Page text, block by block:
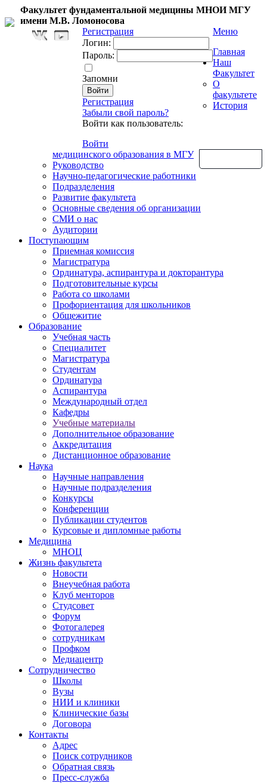
Факультет фундаментальной медицины МНОИ МГУ
имени М.В. Ломоносова
Регистрация
Логин:
Пароль:
Запомни
Регистрация
Забыли свой пароль?
Войти как пользователь:
Войти
Меню
Главная
Наш
Факультет
О
факультете
История
медицинского образования в МГУ
Руководство
Научно-педагогические работники
Подразделения
Развитие факультета
Основные сведения об организации
СМИ о нас
Аудитории
Поступающим
Приемная комиссия
Магистратура
Ординатура, аспирантура и докторантура
Подготовительные курсы
Работа со школами
Профориентация для школьников
Общежитие
Образование
Учебная часть
Специалитет
Магистратура
Студентам
Ординатура
Аспирантура
Международный отдел
Кафедры
Учебные материалы
Дополнительное образование
Аккредитация
Дистанционное образование
Наука
Научные направления
Научные подразделения
Конкурсы
Конференции
Публикации студентов
Курсовые и дипломные работы
Медицина
МНОЦ
Жизнь факультета
Новости
Внеучебная работа
Клуб менторов
Студсовет
Форум
Фотогалерея
сотрудникам
Профком
Медиацентр
Сотрудничество
Школы
Вузы
НИИ и клиники
Клинические базы
Договора
Контакты
Адрес
Поиск сотрудников
Обратная связь
Пресс-служба